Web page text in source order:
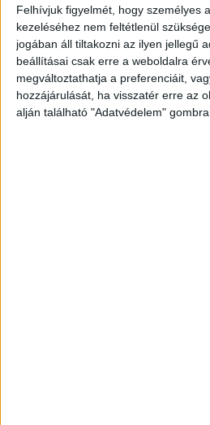
Felhívjuk figyelmét, hogy személyes
kezeléséhez nem feltétlenül
jogában áll tiltakozni az ilyen jellegű
beállításai csak erre a weboldalra
megváltoztathatja a preferenciáit,
hozzájárulását, ha visszatér erre az
alján található "Adatvédelem" gombra.
Segítsd a
Facebook
Megosztáshoz